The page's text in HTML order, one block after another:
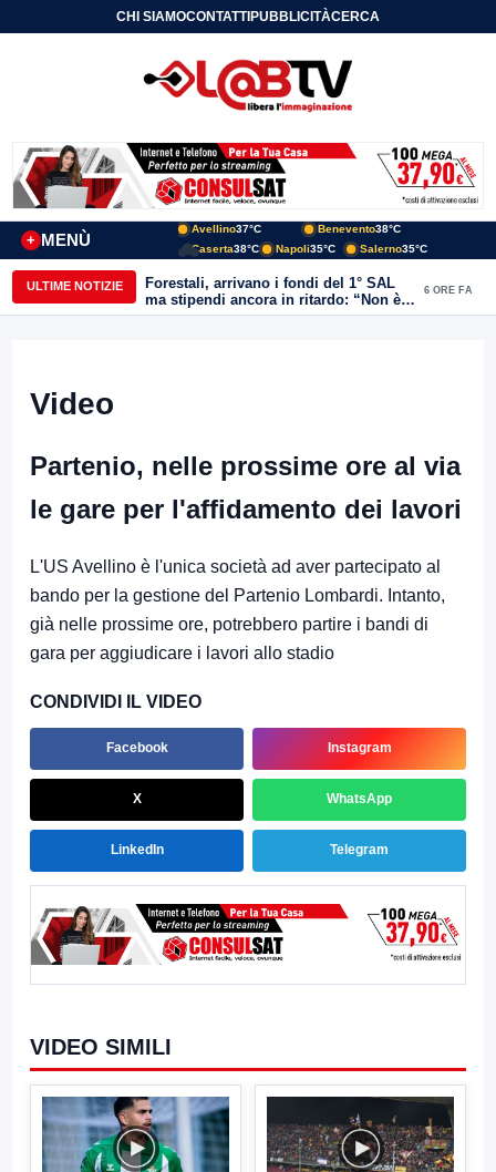
CHI SIAMOCONTATTIPUBBLICITÀCERCA
MENÙ
+
Avellino37°C Benevento38°C
Caserta38°C Napoli35°C Salerno35°C
ULTIME NOTIZIE
Forestali, arrivano i fondi del 1° SAL
ma stipendi ancora in ritardo: “Non è
più sostenibile”
6 ORE FA
Video
Partenio, nelle prossime ore al via
le gare per l'affidamento dei lavori
L'US Avellino è l'unica società ad aver partecipato al
bando per la gestione del Partenio Lombardi. Intanto,
già nelle prossime ore, potrebbero partire i bandi di
gara per aggiudicare i lavori allo stadio
CONDIVIDI IL VIDEO
Facebook Instagram
X WhatsApp
LinkedIn Telegram
VIDEO SIMILI